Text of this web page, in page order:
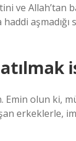
ve Allah’tan
Emin olun ki,
erkeklerle,